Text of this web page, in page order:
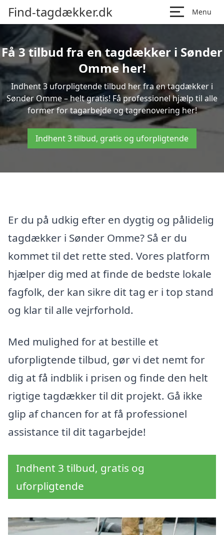
Find-tagdækker.dk Menu
Få 3 tilbud fra en tagdækker i Sønder
Omme her!
Indhent 3 uforpligtende tilbud her fra en tagdækker i
Sønder Omme – helt gratis! Få professionel hjælp til alle
former for tagarbejde og tagrenovering her!
Indhent 3 tilbud, gratis og uforpligtende
Er du på udkig efter en dygtig og pålidelig
tagdækker i Sønder Omme? Så er du
kommet til det rette sted. Vores platform
hjælper dig med at finde de bedste lokale
fagfolk, der kan sikre dit tag er i top stand
og klar til alle vejrforhold.
Med mulighed for at bestille et
uforpligtende tilbud, gør vi det nemt for
dig at få indblik i prisen og finde den helt
rigtige tagdækker til dit projekt. Gå ikke
glip af chancen for at få professionel
assistance til dit tagarbejde!
Indhent 3 tilbud, gratis og
uforpligtende